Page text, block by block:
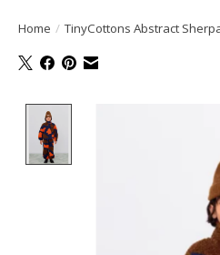
Home / TinyCottons Abstract